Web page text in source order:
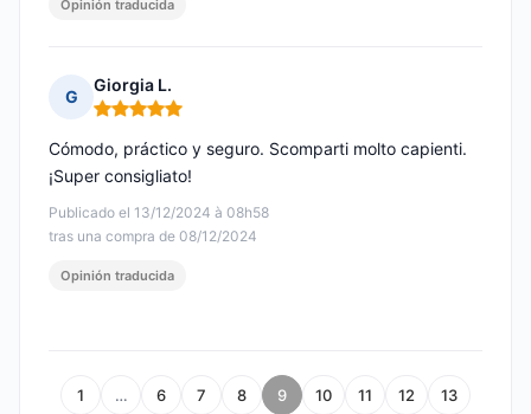
Opinión traducida
G
Giorgia L.
Nota: 5 de 5
Publicado el 13/12/2024 à 08h58
tras una compra de 08/12/2024
Cómodo, práctico y seguro. Scomparti molto capienti.
¡Super consigliato!
Opinión traducida
1 … 6 7 8 9 10 11 12 13